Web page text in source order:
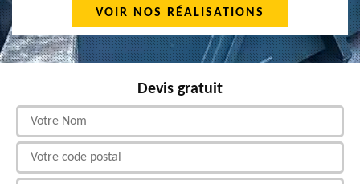
VOIR NOS RÉALISATIONS
Devis gratuit